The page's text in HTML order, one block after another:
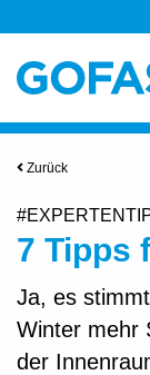
Zurück
7 Tipps
Ja, es
Winter mehr
der